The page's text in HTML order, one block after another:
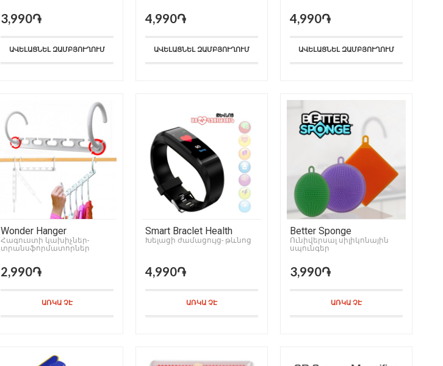
3,990֏
ԱՎԵԼԱՑՆԵԼ ԶԱՄԲՅՈՒՂՈՒՄ
4,990֏
ԱՎԵԼԱՑՆԵԼ ԶԱՄԲՅՈՒՂՈՒՄ
4,990֏
ԱՎԵԼԱՑՆԵԼ ԶԱՄԲՅՈՒՂՈՒՄ
Wonder Hanger
Հագուստի կախիչներ-
տրանսֆորմատորներ
2,990֏
ԱՌԿԱ ՉԷ
Smart Braclet Health
Խելացի ժամացույց- թևնոց
4,990֏
ԱՌԿԱ ՉԷ
Better Sponge
Ունիվերսալ սիլիկոնային
սպունգեր
3,990֏
ԱՌԿԱ ՉԷ